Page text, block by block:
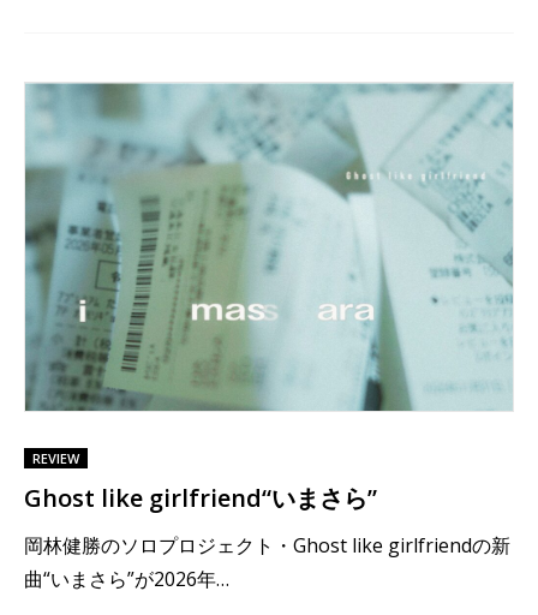
REVIEW
Ghost like girlfriend“いまさら”
岡林健勝のソロプロジェクト・Ghost like girlfriendの新
曲“いまさら”が2026年…